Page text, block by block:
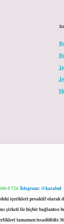
0 726Telegram: @karabul
içerikleri proaktif olarak
ile hiçbir bağlantısı
tamamen tesadüfidir.